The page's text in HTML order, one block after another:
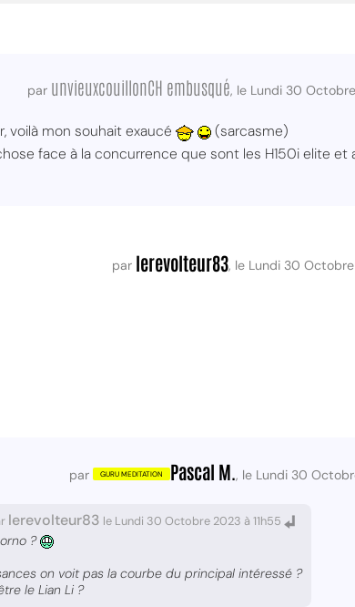
par unvieuxcouillonCH embusqué, le Lundi 30
voilà mon souhait exaucé
(sarcasme)
face à la concurrence que sont les H150i elite et
par lerevolteur83, le Lundi 30
par Pascal M. , le Lundi 30
lerevolteur83 le Lundi 30 Octobre 2023 à 11h55
?
on voit pas la courbe du principal intéressé ?
le Lian Li ?